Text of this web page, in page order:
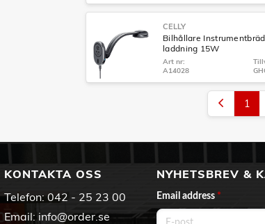
CELLY
Bilhållare
laddning 15W
Art nr:
A14028
1
KONTAKTA OSS
Telefon: 042 - 25 23 00
Email: info@order.se
NYHETSBREV &
Email address *